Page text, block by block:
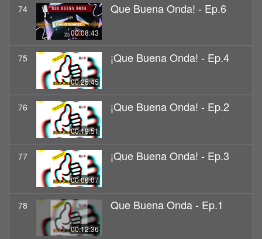
74
00:08:43
Que Buena Onda! - Ep.6
75
00:25:45
¡Que Buena Onda! - Ep.4
76
00:19:51
¡Que Buena Onda! - Ep.2
77
00:06:07
¡Que Buena Onda! - Ep.3
78
00:12:36
Que Buena Onda - Ep.1